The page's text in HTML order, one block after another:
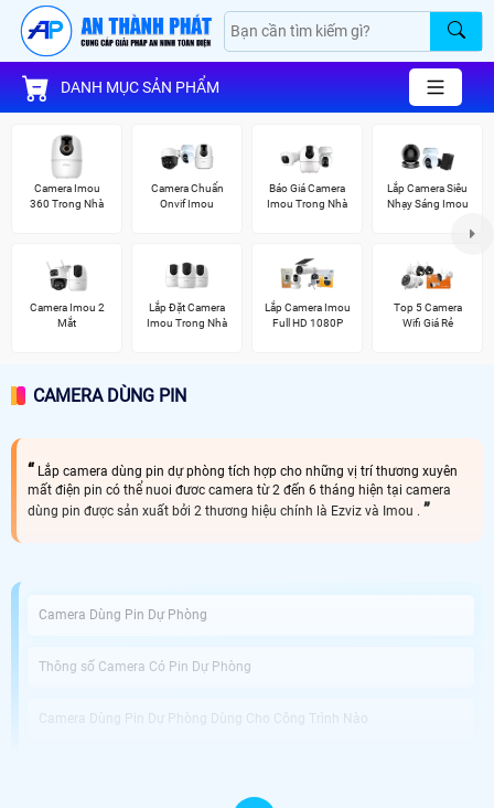
DANH MỤC SẢN PHẨM
Camera Imou
360 Trong Nhà
Camera Chuẩn
Onvif Imou
Báo Giá Camera
Imou Trong Nhà
Lắp Camera Siêu
Nhạy Sáng Imou
Camera Imou 2
Mắt
Lắp Đặt Camera
Imou Trong Nhà
Lắp Camera Imou
Full HD 1080P
Top 5 Camera
Wifi Giá Rẻ
CAMERA DÙNG PIN
Lắp camera dùng pin dự phòng tích hợp cho những vị trí thương xuyên
mất điện pin có thể nuoi đươc camera từ 2 đến 6 tháng hiện tại camera
dùng pin được sản xuất bởi 2 thương hiệu chính là Ezviz và Imou .
Camera Dùng Pin Dự Phòng
Thông số Camera Có Pin Dự Phòng
Camera Dùng Pin Dự Phòng Dùng Cho Công Trình Nào